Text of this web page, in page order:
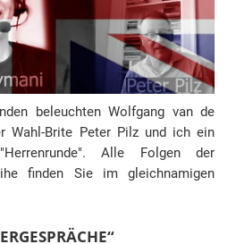
beleuchten Wolfgang van de
Wahl-Brite Peter Pilz und ich ein
Alle Folgen der
finden Sie im gleichnamigen